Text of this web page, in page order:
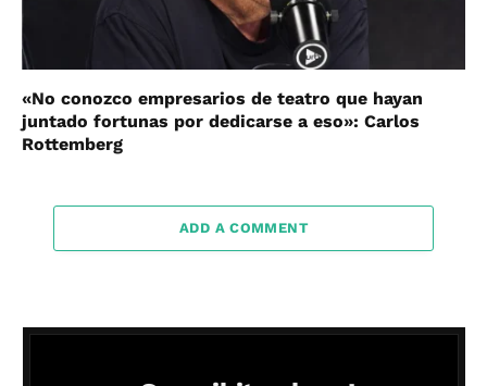
«No conozco empresarios de teatro que hayan
juntado fortunas por dedicarse a eso»: Carlos
Rottemberg
ADD A COMMENT